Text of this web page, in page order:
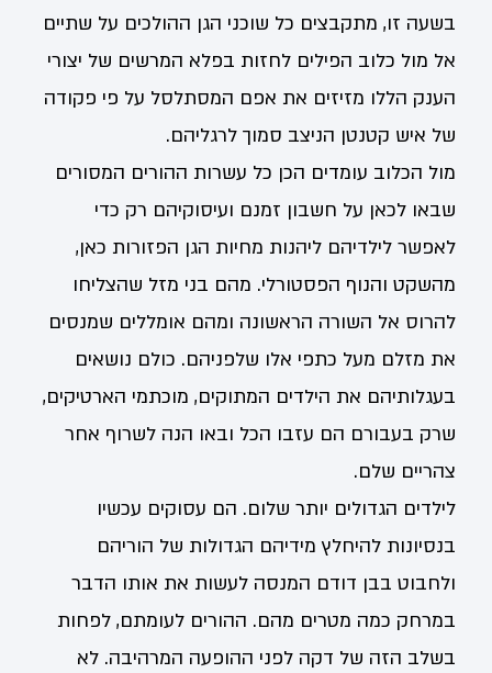
בשעה זו, מתקבצים כל שוכני הגן ההולכים על שתיים
אל מול כלוב הפילים לחזות בפלא המרשים של יצורי
הענק הללו מזיזים את אפם המסתלסל על פי פקודה
של איש קטנטן הניצב סמוך לרגליהם.
מול הכלוב עומדים הכן כל עשרות ההורים המסורים
שבאו לכאן על חשבון זמנם ועיסוקיהם רק כדי
לאפשר לילדיהם ליהנות מחיות הגן הפזורות כאן,
מהשקט והנוף הפסטורלי. מהם בני מזל שהצליחו
להרוס אל השורה הראשונה ומהם אומללים שמנסים
את מזלם מעל כתפי אלו שלפניהם. כולם נושאים
בעגלותיהם את הילדים המתוקים, מוכתמי הארטיקים,
שרק בעבורם הם עזבו הכל ובאו הנה לשרוף אחר
צהריים שלם.
לילדים הגדולים יותר שלום. הם עסוקים עכשיו
בנסיונות להיחלץ מידיהם הגדולות של הוריהם
ולחבוט בבן דודם המנסה לעשות את אותו הדבר
במרחק כמה מטרים מהם. ההורים לעומתם, לפחות
בשלב הזה של דקה לפני ההופעה המרהיבה. לא